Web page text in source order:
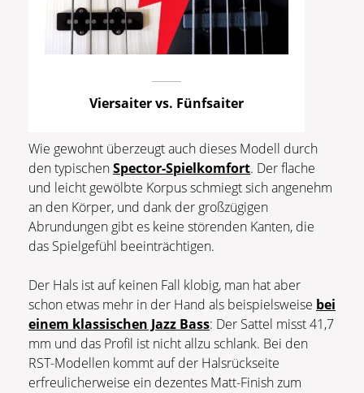
Viersaiter vs. Fünfsaiter
Wie gewohnt überzeugt auch dieses Modell durch
den typischenSpector-Spielkomfort. Der flache
und leicht gewölbte Korpus schmiegt sich angenehm
an den Körper, und dank der großzügigen
Abrundungen gibt es keine störenden Kanten, die
das Spielgefühl beeinträchtigen.
Der Hals ist auf keinen Fall klobig, man hat aber
schon etwas mehr in der Hand als beispielsweise bei
einem klassischen Jazz Bass: Der Sattel misst 41,7
mm und das Profil ist nicht allzu schlank. Bei den
RST-Modellen kommt auf der Halsrückseite
erfreulicherweise ein dezentes Matt-Finish zum